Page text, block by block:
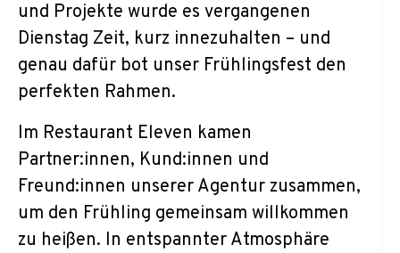
und Projekte wurde es vergangenen
Dienstag Zeit, kurz innezuhalten – und
genau dafür bot unser Frühlingsfest den
perfekten Rahmen.
Im Restaurant Eleven kamen
Partner:innen, Kund:innen und
Freund:innen unserer Agentur zusammen,
um den Frühling gemeinsam willkommen
zu heißen. In entspannter Atmosphäre